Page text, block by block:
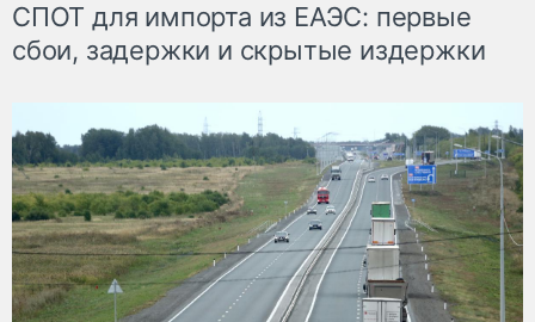
СПОТ для импорта из ЕАЭС: первые
сбои, задержки и скрытые издержки